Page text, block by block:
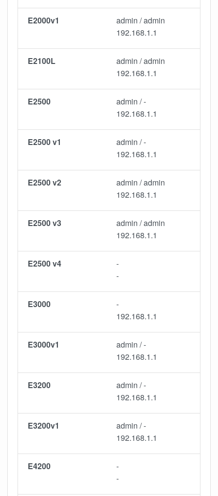
E2000v1
admin / admin
192.168.1.1
E2100L
admin / admin
192.168.1.1
E2500
admin / -
192.168.1.1
E2500 v1
admin / -
192.168.1.1
E2500 v2
admin / admin
192.168.1.1
E2500 v3
admin / admin
192.168.1.1
E2500 v4
-
-
E3000
-
192.168.1.1
E3000v1
admin / -
192.168.1.1
E3200
admin / -
192.168.1.1
E3200v1
admin / -
192.168.1.1
E4200
-
-